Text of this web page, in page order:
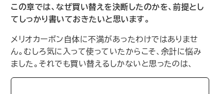
この章では、なぜ買い替えを決断したのかを、前提とし
てしっかり書いておきたいと思います。
メリオカーボン自体に不満があったわけではありませ
ん。むしろ気に入って使っていたからこそ、余計に悩み
ました。それでも買い替えるしかないと思ったのは、